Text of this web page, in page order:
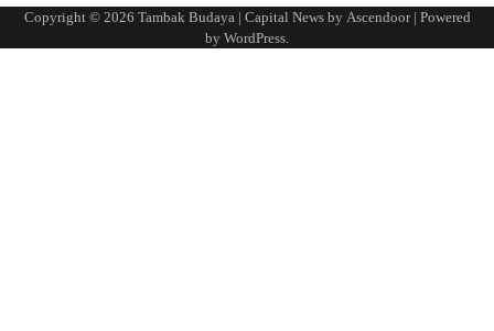
Copyright © 2026 Tambak Budaya| Capital News by Ascendoor| Powered
by WordPress.